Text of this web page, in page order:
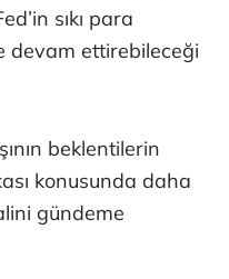
sıkı para
devam ettirebileceği
beklentilerin
konusunda daha
gündeme